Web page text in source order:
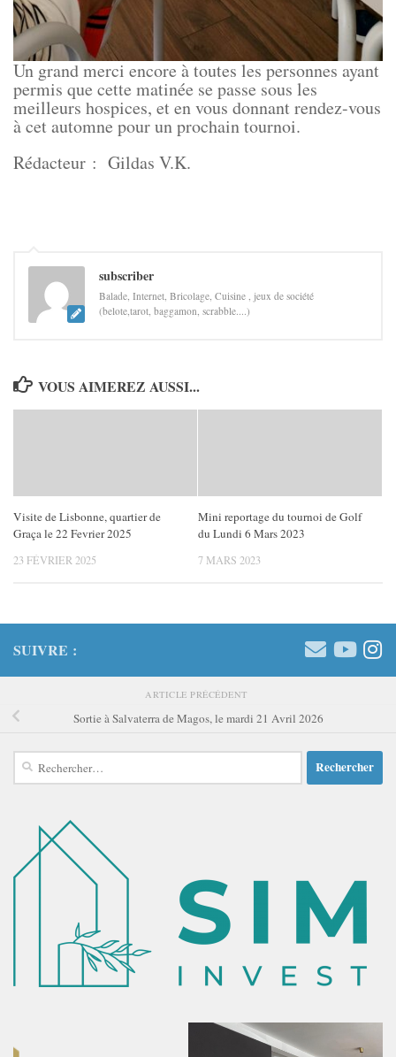
Un grand merci encore à toutes les personnes ayant
permis que cette matinée se passe sous les
meilleurs hospices, et en vous donnant rendez-vous
à cet automne pour un prochain tournoi.
Rédacteur : Gildas V.K.
subscriber
Balade, Internet, Bricolage, Cuisine , jeux de société
(belote,tarot, baggamon, scrabble....)
VOUS AIMEREZ AUSSI...
Visite de Lisbonne, quartier de
Graça le 22 Fevrier 2025
23 FÉVRIER 2025
Mini reportage du tournoi de Golf
du Lundi 6 Mars 2023
7 MARS 2023
SUIVRE :
ARTICLE PRÉCÉDENT
Sortie à Salvaterra de Magos, le mardi 21 Avril 2026
Rechercher :